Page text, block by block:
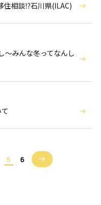
住相談⁉石川県(ILAC)
～みんな冬ってなんし
5 6